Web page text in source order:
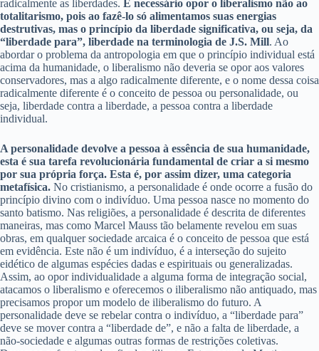
radicalmente as liberdades. É necessário opor o liberalismo não ao
totalitarismo, pois ao fazê-lo só alimentamos suas energias
destrutivas, mas o princípio da liberdade significativa, ou seja, da
“liberdade para”, liberdade na terminologia de J.S. Mill. Ao
abordar o problema da antropologia em que o princípio individual está
acima da humanidade, o liberalismo não deveria se opor aos valores
conservadores, mas a algo radicalmente diferente, e o nome dessa coisa
radicalmente diferente é o conceito de pessoa ou personalidade, ou
seja, liberdade contra a liberdade, a pessoa contra a liberdade
individual.
A personalidade devolve a pessoa à essência de sua humanidade,
esta é sua tarefa revolucionária fundamental de criar a si mesmo
por sua própria força. Esta é, por assim dizer, uma categoria
metafísica. No cristianismo, a personalidade é onde ocorre a fusão do
princípio divino com o indivíduo. Uma pessoa nasce no momento do
santo batismo. Nas religiões, a personalidade é descrita de diferentes
maneiras, mas como Marcel Mauss tão belamente revelou em suas
obras, em qualquer sociedade arcaica é o conceito de pessoa que está
em evidência. Este não é um indivíduo, é a interseção do sujeito
eidético de algumas espécies dadas e espirituais ou generalizadas.
Assim, ao opor individualidade a alguma forma de integração social,
atacamos o liberalismo e oferecemos o iliberalismo não antiquado, mas
precisamos propor um modelo de iliberalismo do futuro. A
personalidade deve se rebelar contra o indivíduo, a “liberdade para”
deve se mover contra a “liberdade de”, e não a falta de liberdade, a
não-sociedade e algumas outras formas de restrições coletivas.